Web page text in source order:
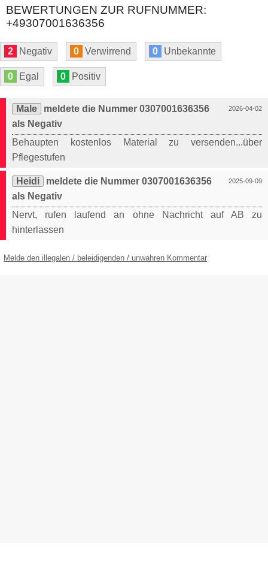
BEWERTUNGEN ZUR RUFNUMMER:
+49307001636356
2 Negativ 0 Verwirrend 0 Unbekannte
0 Egal 0 Positiv
2026-04-02
Male
meldete die Nummer 0307001636356
als Negativ
Behaupten kostenlos Material zu versenden...über
Pflegestufen
2025-09-09
Heidi
meldete die Nummer 0307001636356
als Negativ
Nervt, rufen laufend an ohne Nachricht auf AB zu
hinterlassen
Melde den illegalen / beleidigenden / unwahren Kommentar